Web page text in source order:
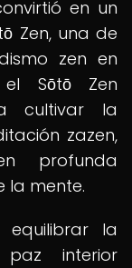
en un
Zen, una de
zen en
Sōtō Zen
cultivar la
zazen,
profunda
la mente.
equilibrar la
interior